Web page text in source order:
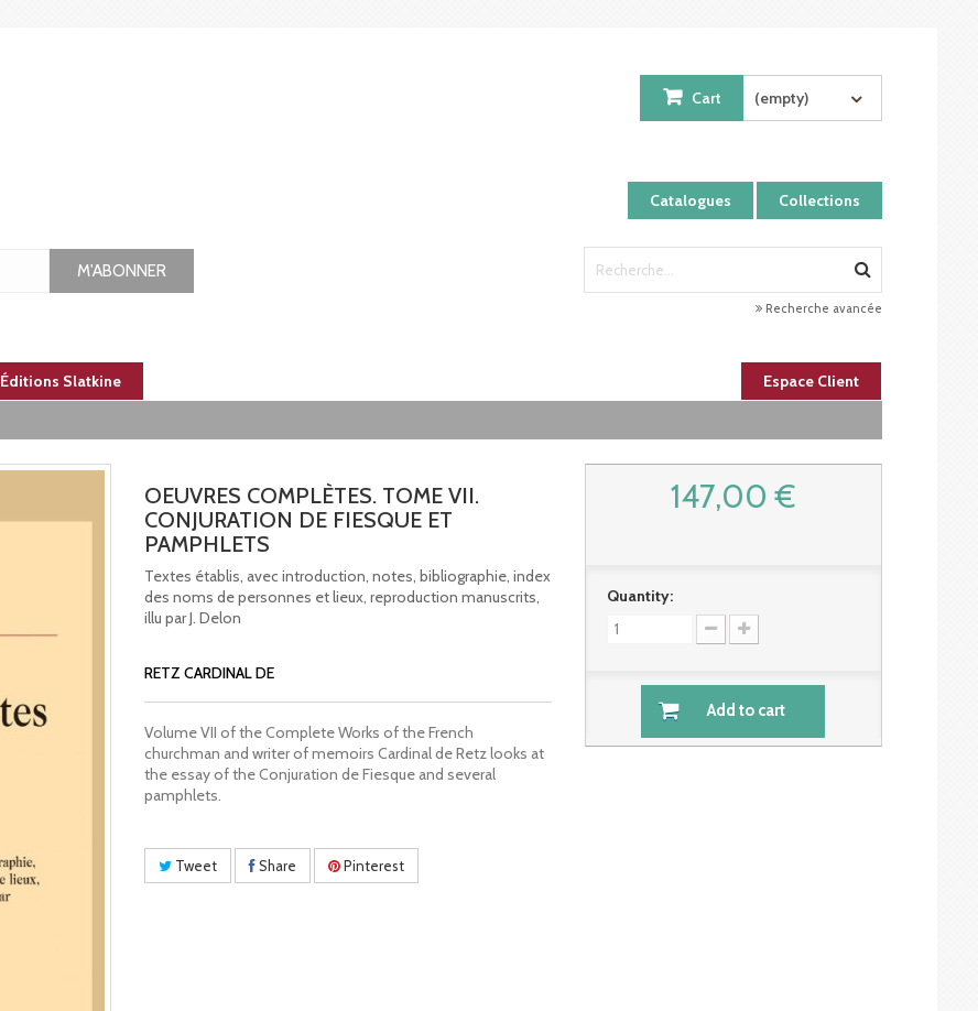
Catalogues Collections
Cart (empty)
M'ABONNER
Recherche avancée
Éditions Slatkine
Espace Client
OEUVRES COMPLÈTES. TOME VII.
CONJURATION DE FIESQUE ET
PAMPHLETS
Textes établis, avec introduction, notes, bibliographie, index
des noms de personnes et lieux, reproduction manuscrits,
illu par J. Delon
RETZ CARDINAL DE
Volume VII of the Complete Works of the French
churchman and writer of memoirs Cardinal de Retz looks at
the essay of the Conjuration de Fiesque and several
pamphlets.
Tweet Share Pinterest
147,00 €
Quantity:
Add to cart